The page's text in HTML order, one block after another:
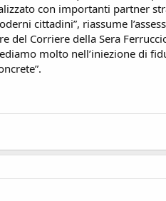
con importanti partner
cittadini”, riassume
del Corriere della Sera
molto nell’iniezione di